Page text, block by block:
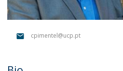
cpimentel@ucp.pt